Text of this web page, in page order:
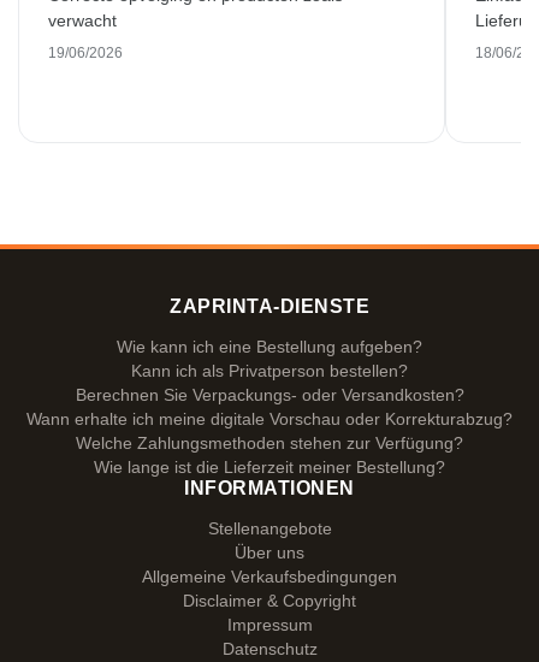
verwacht
19/06/2026 18/06/
ZAPRINTA-DIENSTE
Wie kann ich eine Bestellung aufgeben?
Kann ich als Privatperson bestellen?
Berechnen Sie Verpackungs- oder Versandkosten?
Wann erhalte ich meine digitale Vorschau oder Korrekturabzug?
Welche Zahlungsmethoden stehen zur Verfügung?
Wie lange ist die Lieferzeit meiner Bestellung?
INFORMATIONEN
Stellenangebote
Über uns
Allgemeine Verkaufsbedingungen
Disclaimer & Copyright
Impressum
Datenschutz